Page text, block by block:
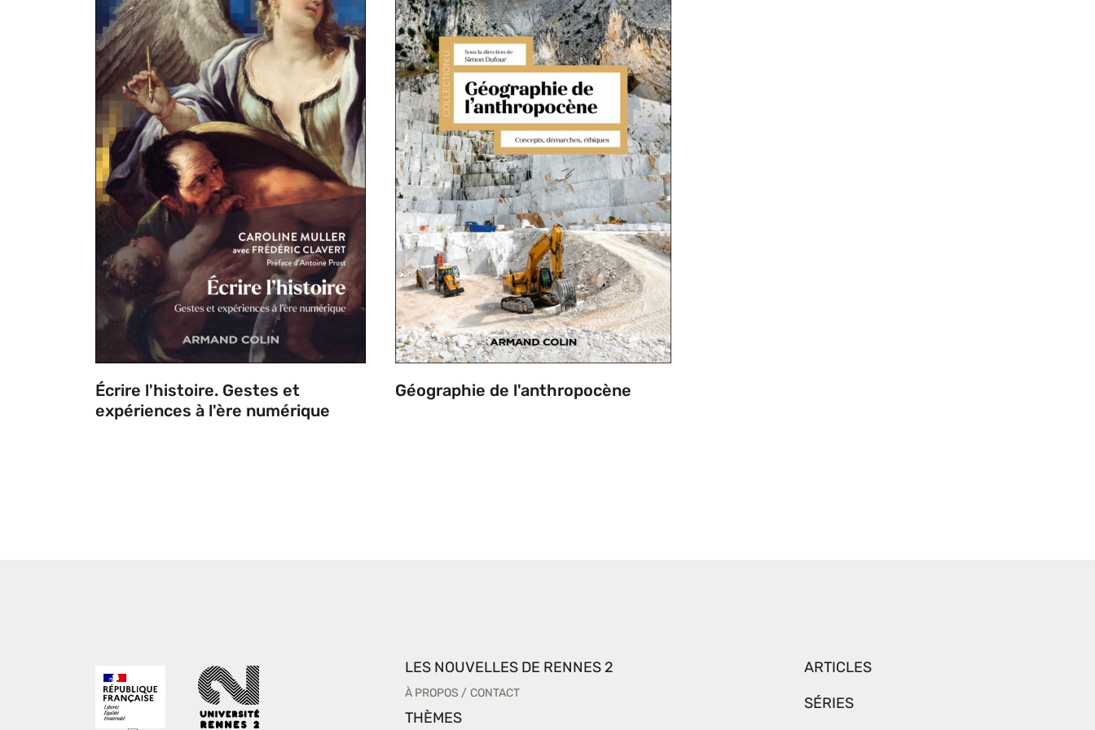
Écrire l'histoire. Gestes et
expériences à l'ère numérique
Géographie de l'anthropocène
LES NOUVELLES DE RENNES 2
À PROPOS CONTACT
THÈMES
ARTICLES
SÉRIES